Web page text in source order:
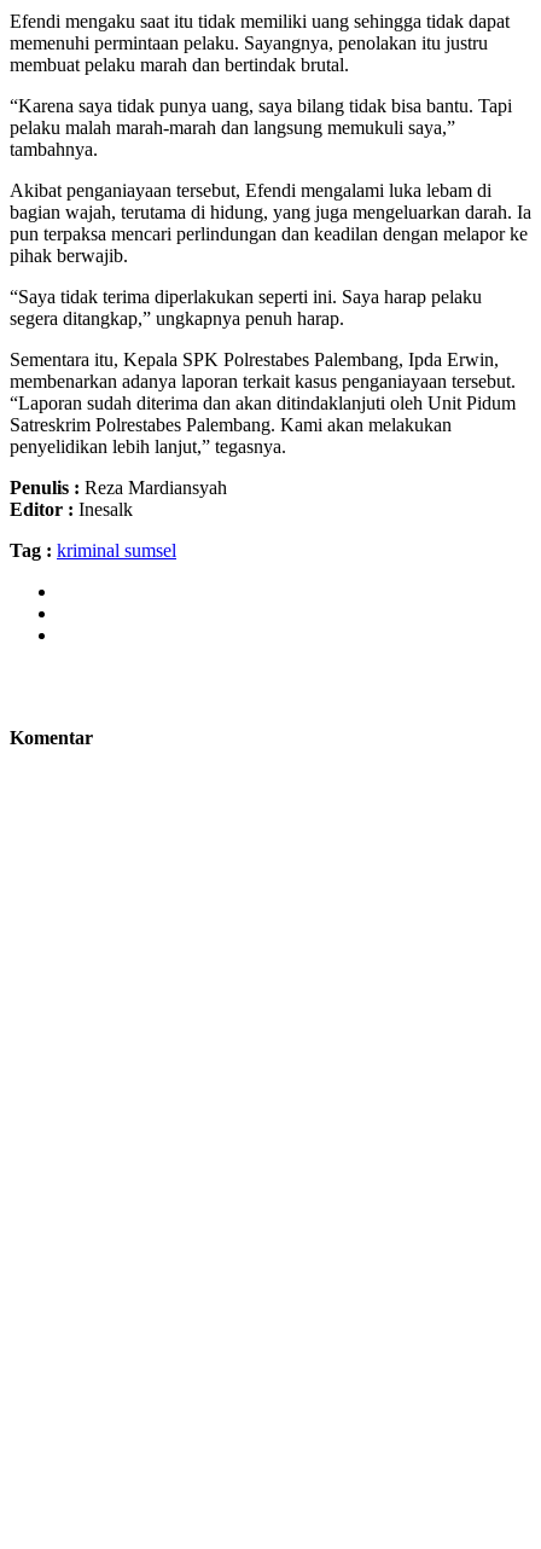
Efendi mengaku saat itu tidak memiliki uang sehingga tidak dapat
memenuhi permintaan pelaku. Sayangnya, penolakan itu justru
membuat pelaku marah dan bertindak brutal.
“Karena saya tidak punya uang, saya bilang tidak bisa bantu. Tapi
pelaku malah marah-marah dan langsung memukuli saya,”
tambahnya.
Akibat penganiayaan tersebut, Efendi mengalami luka lebam di
bagian wajah, terutama di hidung, yang juga mengeluarkan darah. Ia
pun terpaksa mencari perlindungan dan keadilan dengan melapor ke
pihak berwajib.
“Saya tidak terima diperlakukan seperti ini. Saya harap pelaku
segera ditangkap,” ungkapnya penuh harap.
Sementara itu, Kepala SPK Polrestabes Palembang, Ipda Erwin,
membenarkan adanya laporan terkait kasus penganiayaan tersebut.
“Laporan sudah diterima dan akan ditindaklanjuti oleh Unit Pidum
Satreskrim Polrestabes Palembang. Kami akan melakukan
penyelidikan lebih lanjut,” tegasnya.
Penulis : Reza Mardiansyah
Editor : Inesalk
Tag : kriminal sumsel
Komentar